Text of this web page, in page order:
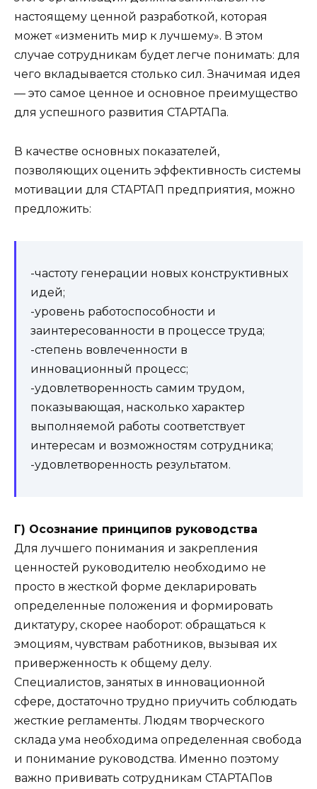
настоящему ценной разработкой, которая
может «изменить мир к лучшему». В этом
случае сотрудникам будет легче понимать: для
чего вкладывается столько сил. Значимая идея
— это самое ценное и основное преимущество
для успешного развития СТАРТАПа.
В качестве основных показателей,
позволяющих оценить эффективность системы
мотивации для СТАРТАП предприятия, можно
предложить:
-частоту генерации новых конструктивных
идей;
-уровень работоспособности и
заинтересованности в процессе труда;
-степень вовлеченности в
инновационный процесс;
-удовлетворенность самим трудом,
показывающая, насколько характер
выполняемой работы соответствует
интересам и возможностям сотрудника;
-удовлетворенность результатом.
Г) Осознание принципов руководства
Для лучшего понимания и закрепления
ценностей руководителю необходимо не
просто в жесткой форме декларировать
определенные положения и формировать
диктатуру, скорее наоборот: обращаться к
эмоциям, чувствам работников, вызывая их
приверженность к общему делу.
Специалистов, занятых в инновационной
сфере, достаточно трудно приучить соблюдать
жесткие регламенты. Людям творческого
склада ума необходима определенная свобода
и понимание руководства. Именно поэтому
важно прививать сотрудникам СТАРТАПов